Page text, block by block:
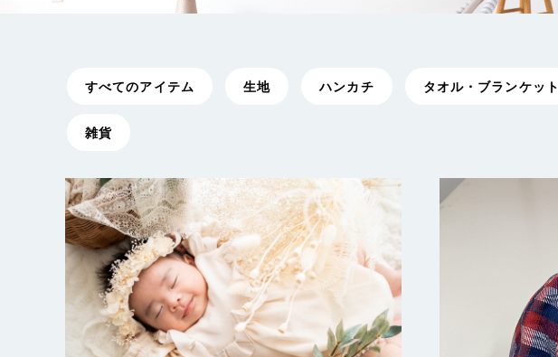
すべてのアイテム 生地 ハンカチ タオル・ブランケット
雑貨